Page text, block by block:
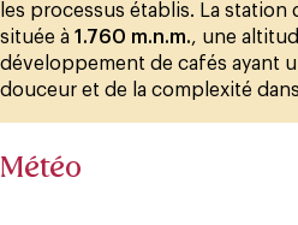
les processus établis. La station
située à 1.760 m.n.m., une
développement de cafés ayant
douceur et de la complexité
Météo